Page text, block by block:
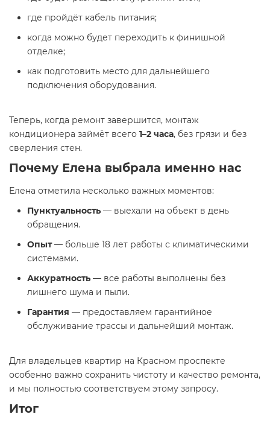
где пройдёт кабель питания;
когда можно будет переходить к финишной
отделке;
как подготовить место для дальнейшего
подключения оборудования.
Теперь, когда ремонт завершится, монтаж
кондиционера займёт всего 1–2 часа, без грязи и без
сверления стен.
Почему Елена выбрала именно нас
Елена отметила несколько важных моментов:
Пунктуальность — выехали на объект в день
обращения.
Опыт— больше 18 лет работы с климатическими
системами.
Аккуратность — все работы выполнены без
лишнего шума и пыли.
Гарантия — предоставляем гарантийное
обслуживание трассы и дальнейший монтаж.
Для владельцев квартир на Красном проспекте
особенно важно сохранить чистоту и качество ремонта,
и мы полностью соответствуем этому запросу.
Итог